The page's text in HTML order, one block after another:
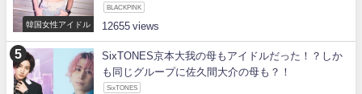
韓国女性アイドル
BLACKPINK
12655
SixTONES京本大我の母もアイドルだった！？しか
も同じグループに佐久間大介の母も？！
SixTONES